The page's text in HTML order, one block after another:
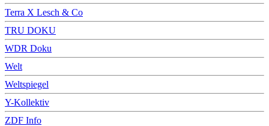
Terra X Lesch & Co
TRU DOKU
WDR Doku
Welt
Weltspiegel
Y-Kollektiv
ZDF Info